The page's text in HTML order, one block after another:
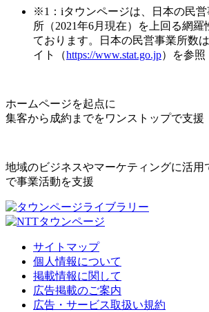
※1：iタウンページは、日本の民営
所（2021年6月現在）を上回る網
ております。日本の民営事業所数
イト（https://www.stat.go.jp）を参照
ホームページを起点に
集客から成約までをワンストップで支援
地域のビジネスやマーケティングに活用
で事業活動を支援
サイトマップ
個人情報について
掲載情報に関して
広告掲載のご案内
広告・サービス取扱い規約